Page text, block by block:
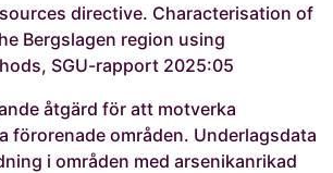
directive. Characterisation of
Bergslagen region using
SGU-rapport 2025:05
åtgärd för att motverka
förorenade områden. Underlagsdata
i områden med arsenikanrikad